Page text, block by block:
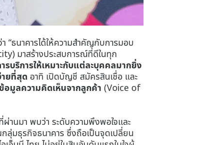
“ธนาคารได้ให้ความสำคัญกับการมอบ
มาสร้างประสบการณ์ที่ดีในทุก
บริการให้เหมาะกับแต่ละบุคคลมากยิ่ง
ายที่สุด อาทิ เปิดบัญชี สมัครสินเชื่อ และ
อมูลความคิดเห็นจากลูกค้า (Voice of
นมา พบว่า ระดับความพึงพอใจและ
ลุ่มธุรกิจธนาคาร ซึ่งถือเป็นจุดเปลี่ยน